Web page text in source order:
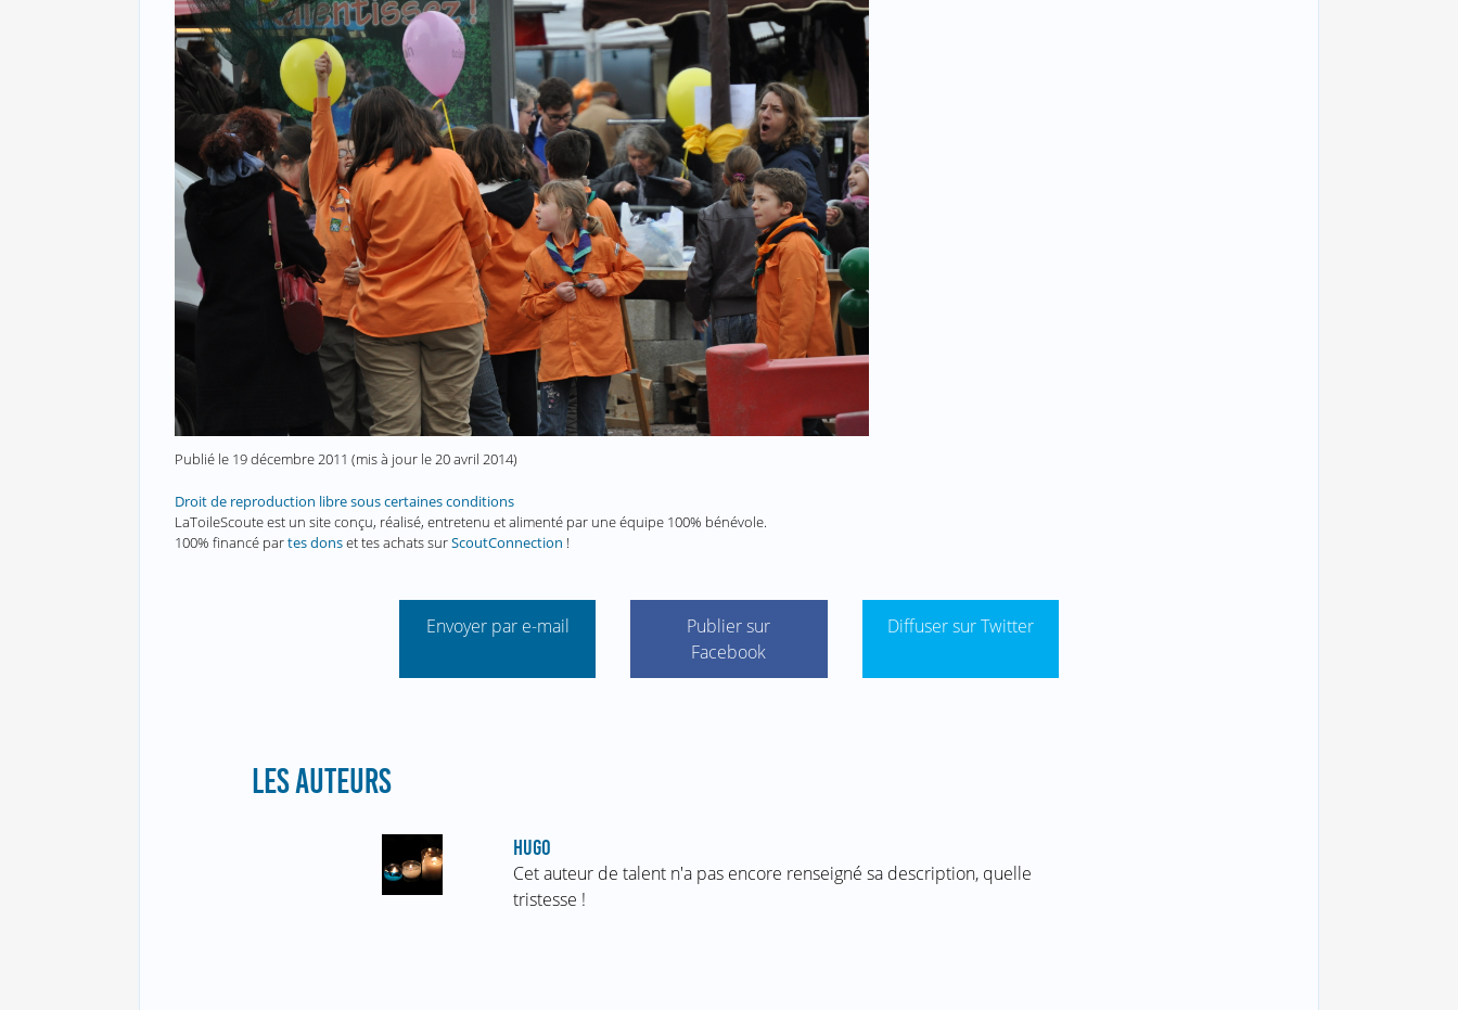
Publié le 19 décembre 2011 (mis à jour le20 avril 2014)
Droit de reproduction libre sous certaines conditions
LaToileScoute est un site conçu, réalisé, entretenu et alimenté par une équipe 100% bénévole.
100% financé partes donset tes achats surScoutConnection !
Envoyer par e-mail
Publier sur
Facebook
Diffuser sur Twitter
LES AUTEURS
HUGO
Cet auteur de talent n'a pas encore renseigné sa description, quelle
tristesse !